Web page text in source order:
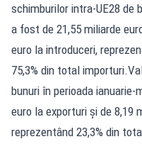
schimburilor intra-UE28 de
a fost de 21,55 miliarde
euro la introduceri,
75,3% din total
bunuri în perioada
euro la exporturi şi de 8,19
reprezentând 23,3% din